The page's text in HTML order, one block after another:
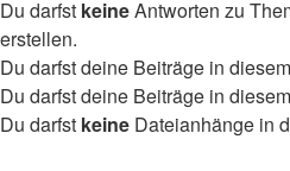
Du darfst keineAntworten zu
erstellen.
Du darfst deine Beiträge in
Du darfst deine Beiträge in
Du darfst keine Dateianhänge in